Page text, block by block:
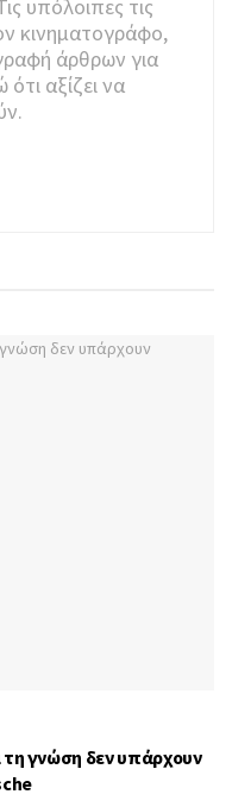
υπόλοιπες τις
κινηματογράφο,
άρθρων για
αξίζει να
τη γνώση δεν υπάρχουν